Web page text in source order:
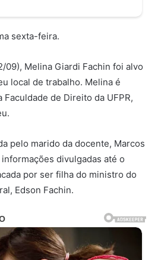
sexta-feira.
09), Melina Giardi Fachin foi alvo
local de trabalho. Melina é
de Direito da UFPR,
pelo marido da docente, Marcos
divulgadas até o
por ser filha do ministro do
Edson Fachin.